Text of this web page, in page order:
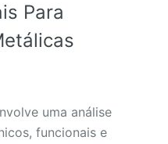
Para
uma análise
funcionais e